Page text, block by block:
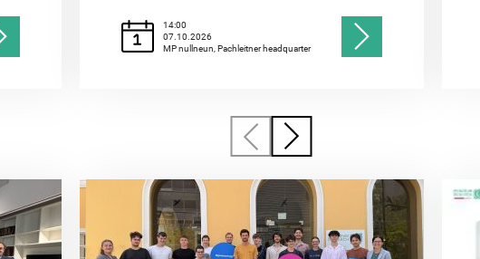
14:00
07.10.2026
MP nullneun, Pachleitner headquarter